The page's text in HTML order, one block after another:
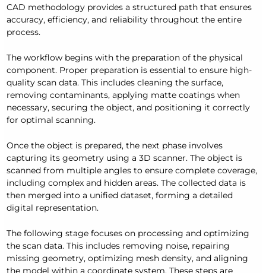
CAD methodology provides a structured path that ensures
accuracy, efficiency, and reliability throughout the entire
process.
The workflow begins with the preparation of the physical
component. Proper preparation is essential to ensure high-
quality scan data. This includes cleaning the surface,
removing contaminants, applying matte coatings when
necessary, securing the object, and positioning it correctly
for optimal scanning.
Once the object is prepared, the next phase involves
capturing its geometry using a 3D scanner. The object is
scanned from multiple angles to ensure complete coverage,
including complex and hidden areas. The collected data is
then merged into a unified dataset, forming a detailed
digital representation.
The following stage focuses on processing and optimizing
the scan data. This includes removing noise, repairing
missing geometry, optimizing mesh density, and aligning
the model within a coordinate system. These steps are